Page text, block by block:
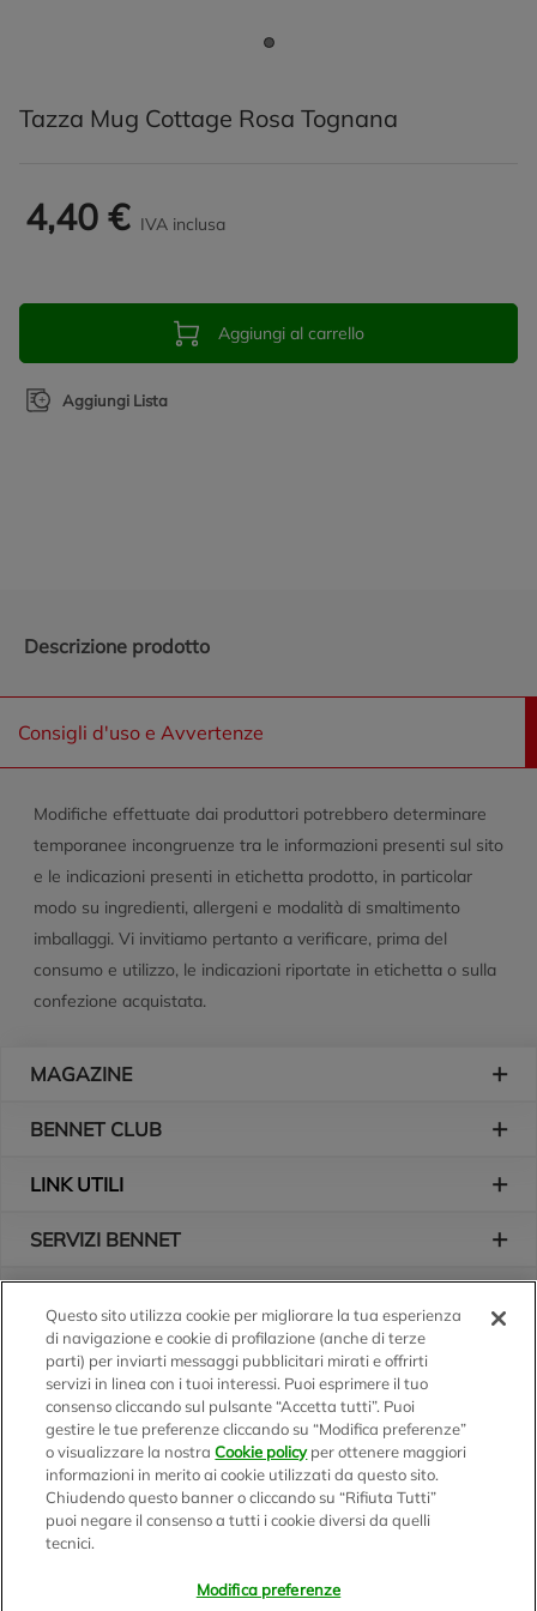
Tazza Mug Cottage Rosa Tognana
4,40 € IVA inclusa
Aggiungi al carrello
Aggiungi Lista
Descrizione prodotto
Consigli d'uso e Avvertenze
Modifiche effettuate dai produttori potrebbero determinare
temporanee incongruenze tra le informazioni presenti sul sito
e le indicazioni presenti in etichetta prodotto, in particolar
modo su ingredienti, allergeni e modalità di smaltimento
imballaggi. Vi invitiamo pertanto a verificare, prima del
consumo e utilizzo, le indicazioni riportate in etichetta o sulla
confezione acquistata.
MAGAZINE
BENNET CLUB
LINK UTILI
SERVIZI BENNET
Logo Bennet
Seguici sui nostri canali
Scarica l'app
Questo sito utilizza cookie per migliorare la tua esperienza
di navigazione e cookie di profilazione (anche di terze
parti) per inviarti messaggi pubblicitari mirati e offrirti
servizi in linea con i tuoi interessi. Puoi esprimere il tuo
consenso cliccando sul pulsante “Accetta tutti”. Puoi
gestire le tue preferenze cliccando su “Modifica preferenze”
o visualizzare la nostraCookie policyper ottenere maggiori
informazioni in merito ai cookie utilizzati da questo sito.
Chiudendo questo banner o cliccando su “Rifiuta Tutti”
puoi negare il consenso a tutti i cookie diversi da quelli
tecnici.
Modifica preferenze